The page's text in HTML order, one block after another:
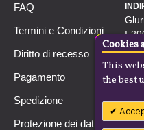
Cookies
This
the best
FAQ
Termini e Condizioni
Diritto di recesso
Pagamento
Spedizione
Protezione dei dati
I-
+39